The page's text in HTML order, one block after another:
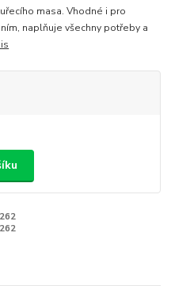
masa. Vhodné i pro
naplňuje všechny potřeby a